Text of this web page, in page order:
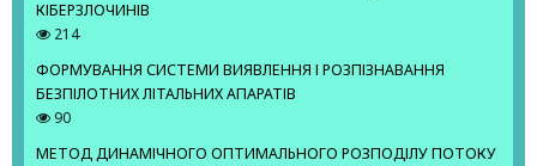
КІБЕРЗЛОЧИНІВ
214
ФОРМУВАННЯ СИСТЕМИ ВИЯВЛЕННЯ І РОЗПІЗНАВАННЯ
БЕЗПІЛОТНИХ ЛІТАЛЬНИХ АПАРАТІВ
90
МЕТОД ДИНАМІЧНОГО ОПТИМАЛЬНОГО РОЗПОДІЛУ ПОТОКУ